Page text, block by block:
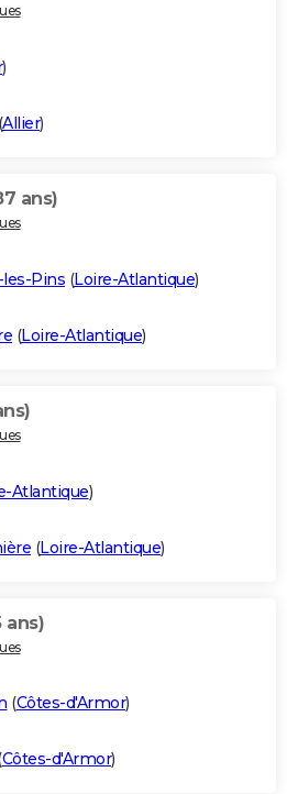
)
(Allier)
ans)
Pins (Loire-Atlantique)
(Loire-Atlantique)
Atlantique)
(Loire-Atlantique)
ans)
(Côtes-d'Armor)
Côtes-d'Armor)